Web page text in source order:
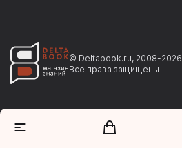
© Deltabook.ru, 2008-2026
Все права защищены